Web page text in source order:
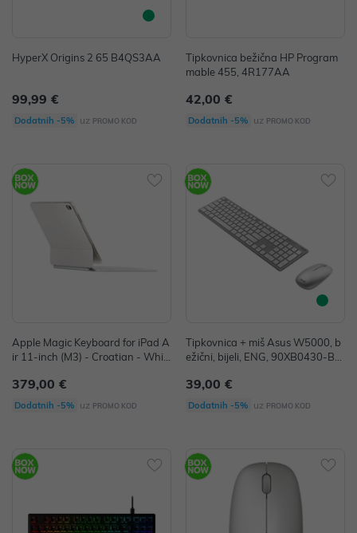
HyperX Origins 2 65 B4QS3AA
99,99 €
Dodatnih -5% uz PROMO KOD
Tipkovnica bežična HP Program
mable 455, 4R177AA
42,00 €
Dodatnih -5% uz PROMO KOD
Apple Magic Keyboard for iPad A
ir 11-inch (M3) - Croatian - Whit
379,00 €
Dodatnih -5% uz PROMO KOD
Tipkovnica + miš Asus W5000, b
ežični, bijeli, ENG, 90XB0430-BK
39,00 €
Dodatnih -5% uz PROMO KOD